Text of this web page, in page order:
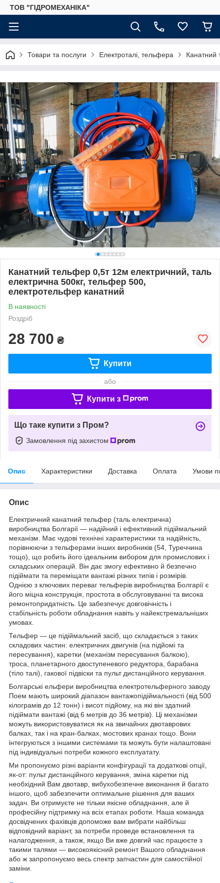
ТОВ "ГІДРОМЕХАНІКА"
Товари та послуги Електроталі, тельфера Канатний
Канатний тельфер 0,5т 12м електричний, таль
електрична 500кг, тельфер 500,
електротельфер канатний
В наявності
Роздріб
28 700 ₴
Купити
або
Купити з
Що таке купити з Пром?
Замовлення під захистом
Опис Характеристики Доставка Оплата Умови
Опис
Електричний канатний тельфер (таль електрична)
виробництва Болгарії — надійний і ефективний підіймальний
механізм. Має чудові технічні характеристики та надійність,
порівнюючи з тельферами інших виробників (54, Туреччина
тощо), що робить його ідеальним вибором для промислових і
складських операцій. Він дає змогу ефективно й безпечно
підіймати та переміщати вантажі різних типів і розмірів.
Однією з ключових переваг тельферів виробництва Болгарії є
його міцна конструкція, простота в обслуговуванні та висока
ремонтопридатність. Це забезпечує довговічність і
стабільність роботи обладнання навіть у найекстремальніших
умовах.
Тельфер — це підіймальний засіб, що складається з таких
складових частин: електричних двигунів (на підйомі та
пересування), каретки (механізм пересування балкою),
троса, планетарного двоступеневого редуктора, барабана
(тіло талі), гакової підвіски та пульт дистанційного керування.
Болгарські ельфери виробництва електротельферного заводу
Поем мають широкий діапазон вантажопідіймальності (від 500
кілограмів до 12 тонн) і висот підйому, на які він здатний
підіймати вантажі (від 6 метрів до 36 метрів). Ці механізми
можуть використовуватися як на звичайних двотаврових
балках, так і на кран-балках, мостових кранах тощо. Вони
інтегруються з іншими системами та можуть бути налаштовані
під індивідуальні потреби кожного експлуатату.
Ми пропонуємо різні варіанти конфігурації та додаткові опції,
як-от: пульт дистанційного керування, зміна каретки під
необхідний Вам двотавр, вибухобезпечне виконання й багато
іншого, щоб забезпечити оптимальне рішення для ваших
задач. Ви отримуєте не тільки якісне обладнання, але й
професійну підтримку на всіх етапах роботи. Наша команда
досвідчених фахівців допоможе вам вибрати найбільш
відповідний варіант, за потреби проведе встановлення та
налагодження, а також, якщо Ви вже довгий час працюєте з
такими талями — високоякісний ремонт Вашого обладнання
або ж запропонуємо весь спектр запчастин для самостійної
заміни.